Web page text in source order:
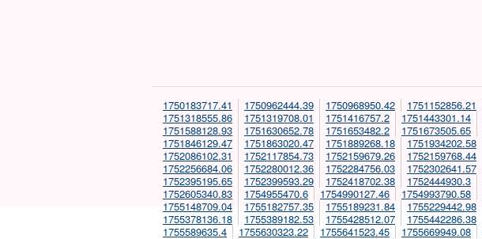
1750183717.41 1750962444.39 1750968950.42 1751152856.21
1751318555.86
1751319708.01 1751416757.2 1751443301.14
1751588128.93
1751630652.78 1751653482.2 1751673505.65
1751846129.47
1751863020.47 1751889268.18 1751934202.58
1752086102.31
1752117854.73 1752159679.26 1752159768.44
1752256684.06
1752280012.36 1752284756.03 1752302641.57
1752395195.65
1752399593.29 1752418702.38 1752444930.3
1752605340.83
1754955470.6 1754990127.46 1754993790.58
1755148709.04
1755182757.35 1755189231.84 1755229442.98
1755378136.18
1755389182.53 1755428512.07 1755442286.38
1755589635.4
1755630323.22 1755641523.45 1755669949.08